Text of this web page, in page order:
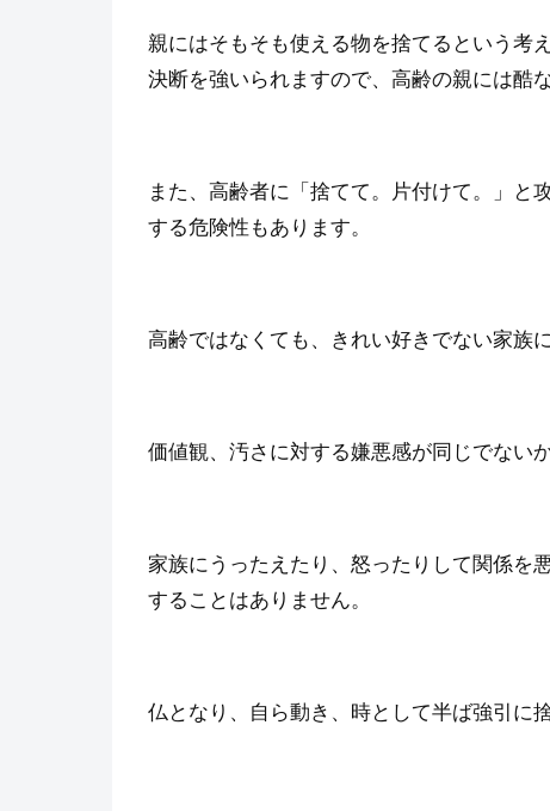
親にはそもそも使える物を捨てるという考
決断を強いられますので、高齢の親には酷
また、高齢者に「捨てて。片付けて。」と
する危険性もあります。
高齢ではなくても、きれい好きでない家族
価値観、汚さに対する嫌悪感が同じでないか
家族にうったえたり、怒ったりして関係を
することはありません。
仏となり、自ら動き、時として半ば強引に